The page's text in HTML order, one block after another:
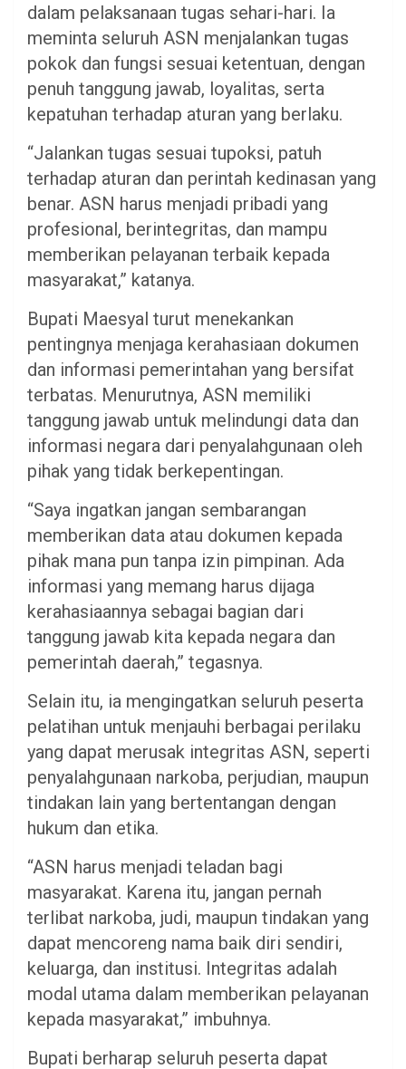
dalam pelaksanaan tugas sehari-hari. Ia
meminta seluruh ASN menjalankan tugas
pokok dan fungsi sesuai ketentuan, dengan
penuh tanggung jawab, loyalitas, serta
kepatuhan terhadap aturan yang berlaku.
“Jalankan tugas sesuai tupoksi, patuh
terhadap aturan dan perintah kedinasan yang
benar. ASN harus menjadi pribadi yang
profesional, berintegritas, dan mampu
memberikan pelayanan terbaik kepada
masyarakat,” katanya.
Bupati Maesyal turut menekankan
pentingnya menjaga kerahasiaan dokumen
dan informasi pemerintahan yang bersifat
terbatas. Menurutnya, ASN memiliki
tanggung jawab untuk melindungi data dan
informasi negara dari penyalahgunaan oleh
pihak yang tidak berkepentingan.
“Saya ingatkan jangan sembarangan
memberikan data atau dokumen kepada
pihak mana pun tanpa izin pimpinan. Ada
informasi yang memang harus dijaga
kerahasiaannya sebagai bagian dari
tanggung jawab kita kepada negara dan
pemerintah daerah,” tegasnya.
Selain itu, ia mengingatkan seluruh peserta
pelatihan untuk menjauhi berbagai perilaku
yang dapat merusak integritas ASN, seperti
penyalahgunaan narkoba, perjudian, maupun
tindakan lain yang bertentangan dengan
hukum dan etika.
“ASN harus menjadi teladan bagi
masyarakat. Karena itu, jangan pernah
terlibat narkoba, judi, maupun tindakan yang
dapat mencoreng nama baik diri sendiri,
keluarga, dan institusi. Integritas adalah
modal utama dalam memberikan pelayanan
kepada masyarakat,” imbuhnya.
Bupati berharap seluruh peserta dapat